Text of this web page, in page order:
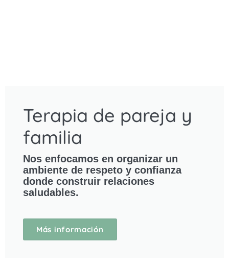
Terapia de pareja y
familia
ambiente de respeto y confianza
donde construir relaciones
saludables.
Más información